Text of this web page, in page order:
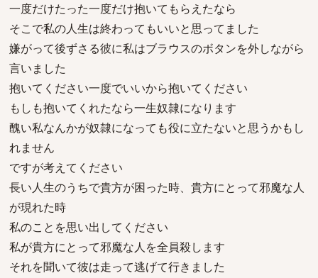
一度だけたった一度だけ抱いてもらえたなら
そこで私の人生は終わってもいいと思ってました
嫌がって後ずさる彼に私はブラウスのボタンを外しながら
言いました
抱いてください一度でいいから抱いてください
もしも抱いてくれたなら一生奴隷になります
醜い私なんかが奴隷になっても役に立たないと思うかもし
れません
ですが考えてください
長い人生のうちで貴方が困った時、貴方にとって邪魔な人
が現れた時
私のことを思い出してください
私が貴方にとって邪魔な人を全員殺します
それを聞いて彼は走って逃げて行きました